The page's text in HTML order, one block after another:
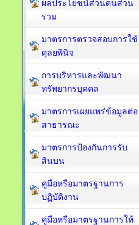
ผลประโยชน์ส่วนตนส่วน
รวม
มาตรการตรวจสอบการใช้
ดุลยพินิจ
การบริหารและพัฒนา
ทรัพยากรบุคคล
มาตรการเผยแพร่ข้อมูลต่อ
สาธารณะ
มาตรการป้องกันการรับ
สินบน
คู่มือหรือมาตรฐานการ
ปฏิบัติงาน
คู่มือหรือมาตรฐานการให้